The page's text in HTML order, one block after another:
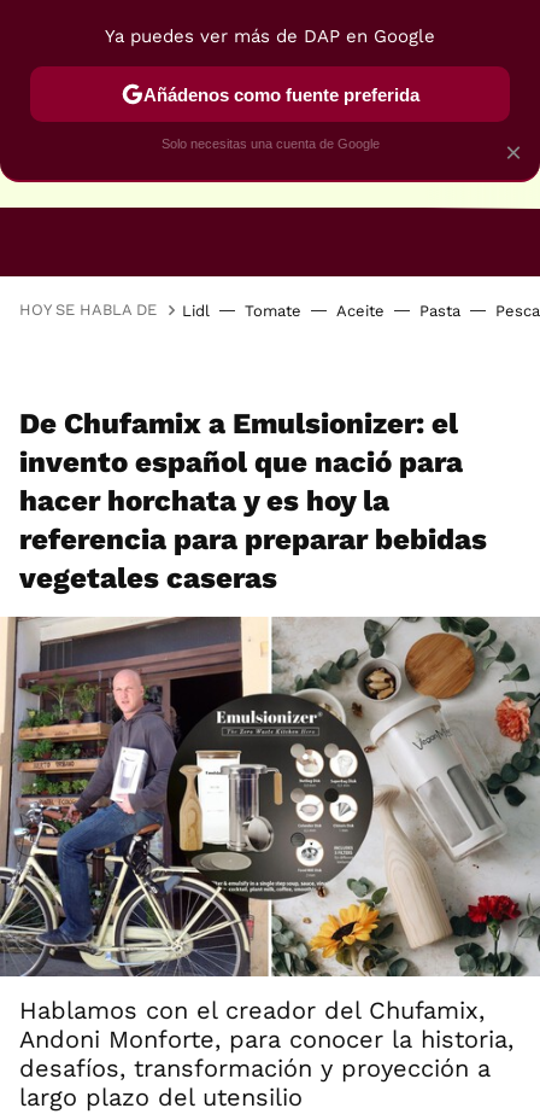
HOY SE HABLA DE Lidl Tomate Aceite Pasta
De Chufamix a Emulsionizer: el
invento español que nació para
hacer horchata y es hoy la
referencia para preparar bebidas
vegetales caseras
Hablamos con el creador del Chufamix,
Andoni Monforte, para conocer la historia,
desafíos, transformación y proyección a
largo plazo del utensilio
×
Ya puedes ver más de DAP en Google
Añádenos como fuente preferida
Solo necesitas una cuenta de Google